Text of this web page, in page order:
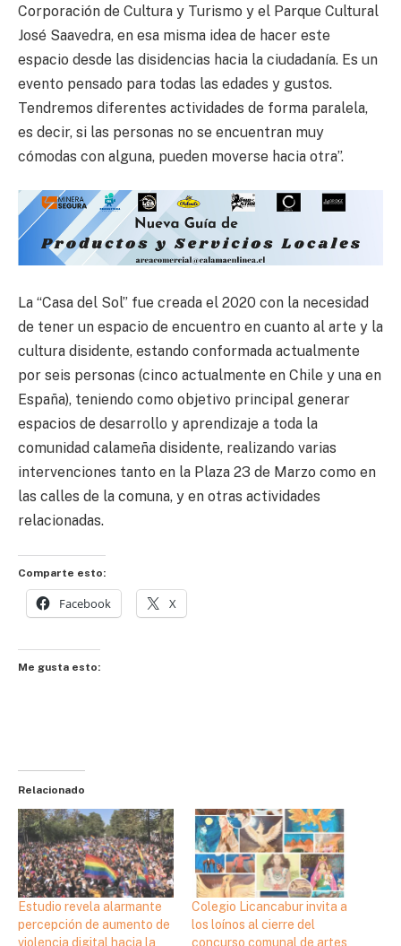
Corporación de Cultura y Turismo y el Parque Cultural
José Saavedra, en esa misma idea de hacer este
espacio desde las disidencias hacia la ciudadanía. Es un
evento pensado para todas las edades y gustos.
Tendremos diferentes actividades de forma paralela,
es decir, si las personas no se encuentran muy
cómodas con alguna, pueden moverse hacia otra”.
La “Casa del Sol” fue creada el 2020 con la necesidad
de tener un espacio de encuentro en cuanto al arte y la
cultura disidente, estando conformada actualmente
por seis personas (cinco actualmente en Chile y una en
España), teniendo como objetivo principal generar
espacios de desarrollo y aprendizaje a toda la
comunidad calameña disidente, realizando varias
intervenciones tanto en la Plaza 23 de Marzo como en
las calles de la comuna, y en otras actividades
relacionadas.
Comparte esto:
Facebook X
Me gusta esto:
Relacionado
Estudio revela alarmante
percepción de aumento de
violencia digital hacia la
Colegio Licancabur invita a
los loínos al cierre del
concurso comunal de artes